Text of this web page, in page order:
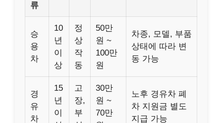
류
승
용
차
10
년
이
상
정
상
작
동
50만
원 ~
100만
원
차종, 모델, 부품
상태에 따라 변
동 가능
경
유
차
15
년
이
고
장,
부
30만
원 ~
70만
노후 경유차 폐
차 지원금 별도
지급 가능